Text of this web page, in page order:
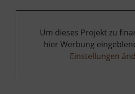
Um dieses Projekt zu
hier Werbung
Einstellungen